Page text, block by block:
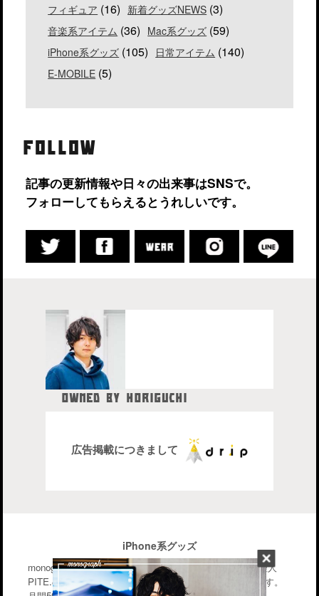
フィギュア (16) 新着グッズNEWS (3)
音楽系アイテム (36) Mac系グッズ (59)
iPhone系グッズ (105) 日常アイテム (140)
E-MOBILE (5)
FOLLOW
記事の更新情報や日々の出来事はSNSで。
フォローしてもらえるとうれしいです。
OWNED BY HORIGUCHI
株式会社drip代表取締役社長
広告掲載につきまして
iPhone系グッズ
monographはiPhone・Macなどのガジェットを中心に管理人
PITE.の気になるモノを幅広く紹介するブログメディアです。